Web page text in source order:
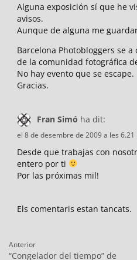
Alguna exposición sí que he
avisos.
Aunque de alguna me
Barcelona Photobloggers se
de la comunidad fotográfica
No hay evento que se escape.
Gracias.
Fran Simó ha dit:
el 8 de desembre de 2009 a les 6.21
Desde que trabajas con
entero por ti
Por las próximas mil!
Els comentaris estan tancats.
Navegació
d'entrades
Anterior
Entrada
“Congelador del tiempo” de